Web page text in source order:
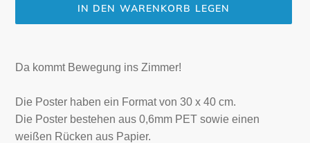
IN DEN WARENKORB LEGEN
zum
hinzugefügt
Da kommt Bewegung ins Zimmer!
Die Poster haben ein Format von 30 x 40 cm.
Die Poster bestehen aus 0,6mm PET sowie einen
weißen Rücken aus Papier.